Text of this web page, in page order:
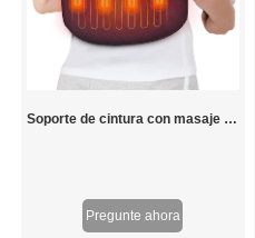
Soporte de cintura con masaje con calefacción
Pregunte ahora